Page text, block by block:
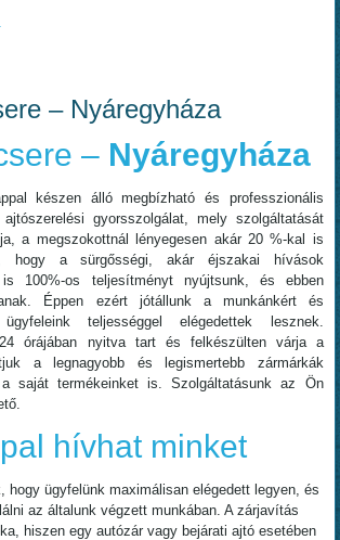
– Nyáregyháza
– Nyáregyháza
készen álló megbízható és professzionális
gyorsszolgálat, mely szolgáltatását
a megszokottnál lényegesen akár 20 %-kal is
hogy a sürgősségi, akár éjszakai hívások
100%-os teljesítményt nyújtsunk, és ebben
Éppen ezért jótállunk a munkánkért és
teljességgel elégedettek lesznek.
órájában nyitva tart és felkészülten várja a
a legnagyobb és legismertebb zármárkák
saját termékeinket is. Szolgáltatásunk az Ön
hívhat minket
hogy ügyfelünk maximálisan elégedett legyen, és
az általunk végzett munkában. A zárjavítás
hiszen egy autózár vagy bejárati ajtó esetében